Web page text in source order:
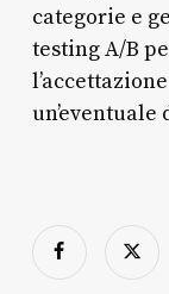
categorie e
testing A/B